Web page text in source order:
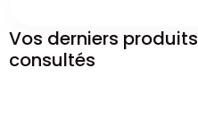
Vos derniers produits
consultés